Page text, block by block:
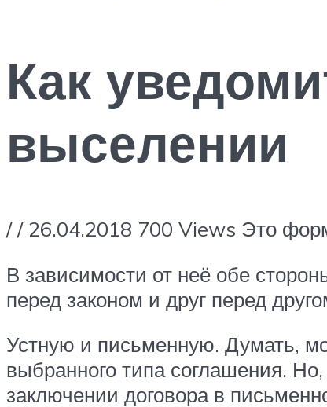
Как
выселении
/ / 26.04.2018 700 Views Это
В зависимости от неё обе
перед законом и друг перед
Устную и письменную. Думать,
выбранного типа соглашения.
заключении договора в